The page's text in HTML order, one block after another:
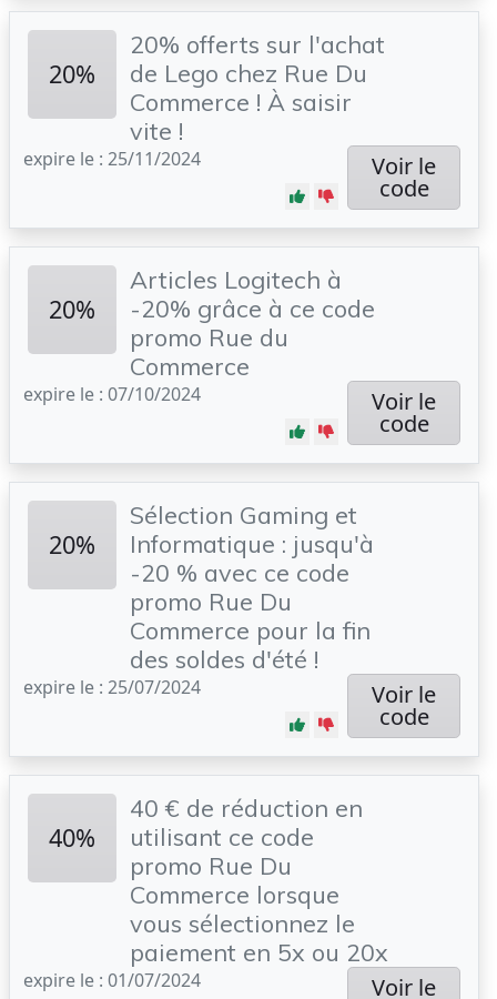
20%
20% offerts sur l'achat
de Lego chez Rue Du
Commerce ! À saisir
vite !
expire le : 25/11/2024 Voir le
code
20%
Articles Logitech à
-20% grâce à ce code
promo Rue du
Commerce
expire le : 07/10/2024 Voir le
code
20%
Sélection Gaming et
Informatique : jusqu'à
-20 % avec ce code
promo Rue Du
Commerce pour la fin
des soldes d'été !
expire le : 25/07/2024 Voir le
code
40%
40 € de réduction en
utilisant ce code
promo Rue Du
Commerce lorsque
vous sélectionnez le
paiement en 5x ou 20x
expire le : 01/07/2024 Voir le